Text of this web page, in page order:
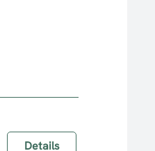
Details